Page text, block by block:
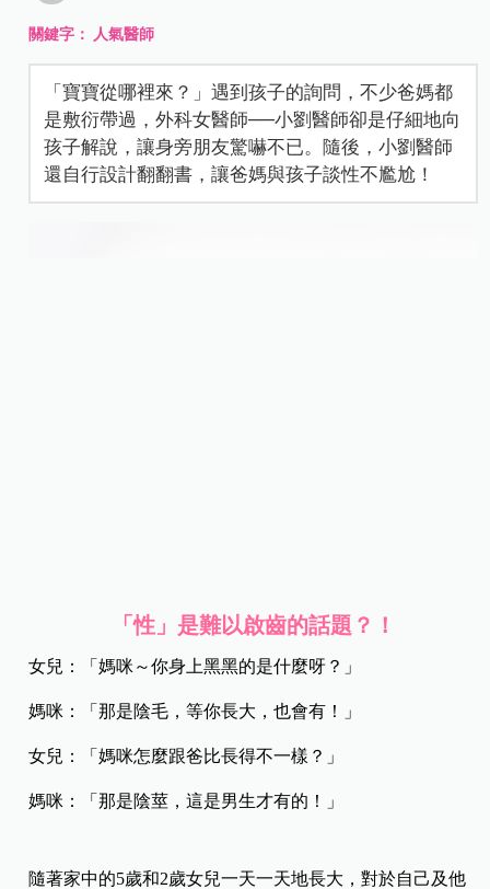
關鍵字： 人氣醫師
「寶寶從哪裡來？」遇到孩子的詢問，不少爸媽都
是敷衍帶過，外科女醫師──小劉醫師卻是仔細地向
孩子解說，讓身旁朋友驚嚇不已。隨後，小劉醫師
還自行設計翻翻書，讓爸媽與孩子談性不尷尬！
「性」是難以啟齒的話題？！
女兒：「媽咪～你身上黑黑的是什麼呀？」
媽咪：「那是陰毛，等你長大，也會有！」
女兒：「媽咪怎麼跟爸比長得不一樣？」
媽咪：「那是陰莖，這是男生才有的！」
隨著家中的5歲和2歲女兒一天一天地長大，對於自己及他